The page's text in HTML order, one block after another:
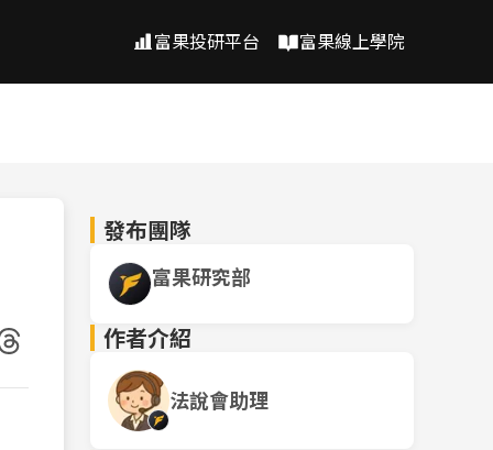
富果投研平台 富果線上學院
發布團隊
富果研究部
作者介紹
法說會助理